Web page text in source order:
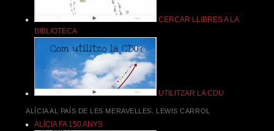
CERCAR LLIBRES A LA
BIBLIOTECA
UTILITZAR LA CDU
ALÍCIA AL PAÍS DE LES MERAVELLES. LEWIS CARROL
ALÍCIA FA 150 ANYS